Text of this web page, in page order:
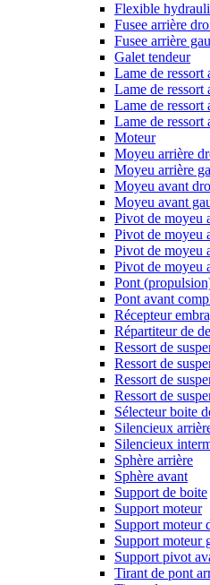
Flexible
Fusee arrière
Fusee arrière
Galet tendeur
Lame de ressort
Lame de ressort
Lame de ressort
Lame de ressort
Moteur
Moyeu arrière
Moyeu arrière
Moyeu avant
Moyeu avant
Pivot de moyeu
Pivot de moyeu
Pivot de moyeu
Pivot de moyeu
Pont
Pont avant
Récepteur
Répartiteur de
Ressort de
Ressort de
Ressort de
Ressort de
Sélecteur boite
Silencieux
Silencieux
Sphère arrière
Sphère avant
Support de boite
Support moteur
Support moteur
Support moteur
Support pivot
Tirant de pont